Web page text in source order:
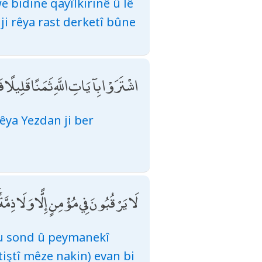
bidine qayîlkirinê û lê
rêya rast derketî bûne
اشْتَرَوْا بِآيَاتِ اللَّهِ ثَمَنًا
Yezdan ji ber
لَا يَرْقُبُونَ فِي مُؤْمِنٍ إِلًّا وَلَا
sond û peymanekî
mêze nakin) evan bi